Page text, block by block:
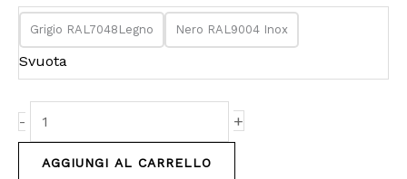
Grigio RAL7048Legno Nero RAL9004 Inox
Svuota
-
quantità
+
AGGIUNGI AL CARRELLO